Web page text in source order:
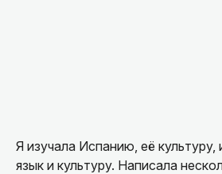
Я изучала Испанию, её
язык и культуру. Написала